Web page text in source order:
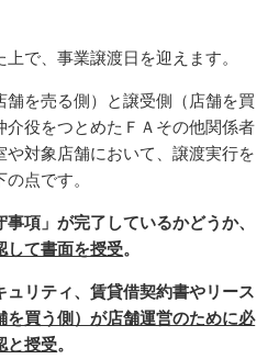
で、事業譲渡日を迎えます。
を売る側）と譲受側（店舗を買
介役をつとめたＦＡその他関係者
対象店舗において、譲渡実行を
点です。
項」が完了しているかどうか、
して書面を授受。
リティ、賃貸借契約書やリース
を買う側）が店舗運営のために必
と授受。